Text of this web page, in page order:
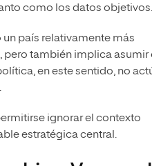
como los datos objetivos.
país relativamente más
, pero también implica asumir
en este sentido, no
ignorar el contexto
estratégica central.